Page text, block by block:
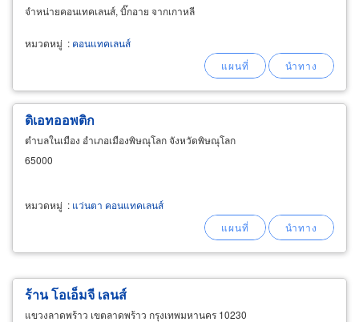
จำหน่ายคอนเทคเลนส์, บิ๊กอาย จากเกาหลี
หมวดหมู่ : คอนแทคเลนส์
ดิเอทออพติก
ตำบลในเมือง อำเภอเมืองพิษณุโลก จังหวัดพิษณุโลก
65000
หมวดหมู่ : แว่นตา คอนแทคเลนส์
ร้าน โอเอ็มจี เลนส์
แขวงลาดพร้าว เขตลาดพร้าว กรุงเทพมหานคร 10230